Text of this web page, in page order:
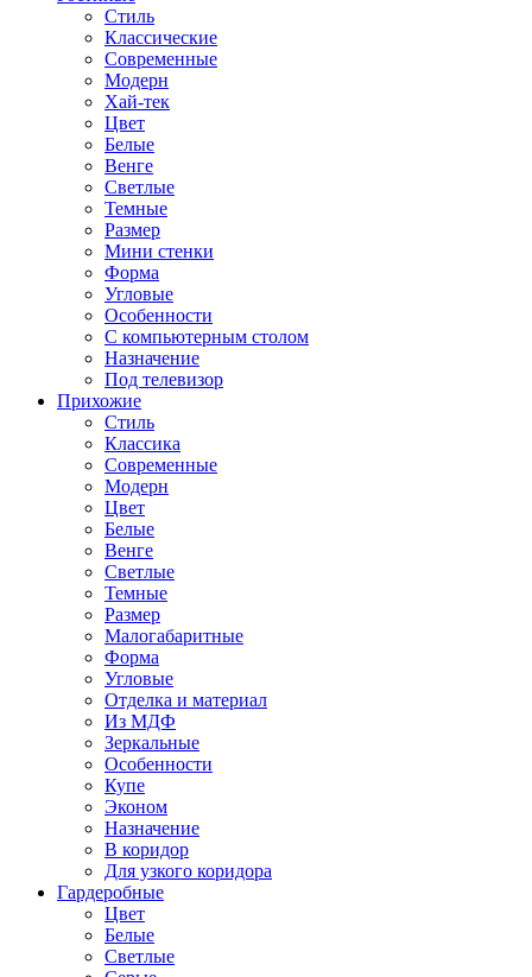
Стиль
Классические
Современные
Модерн
Хай-тек
Цвет
Белые
Венге
Светлые
Темные
Размер
Мини стенки
Форма
Угловые
Особенности
С компьютерным столом
Назначение
Под телевизор
Прихожие
Стиль
Классика
Современные
Модерн
Цвет
Белые
Венге
Светлые
Темные
Размер
Малогабаритные
Форма
Угловые
Отделка и материал
Из МДФ
Зеркальные
Особенности
Купе
Эконом
Назначение
В коридор
Для узкого коридора
Гардеробные
Цвет
Белые
Светлые